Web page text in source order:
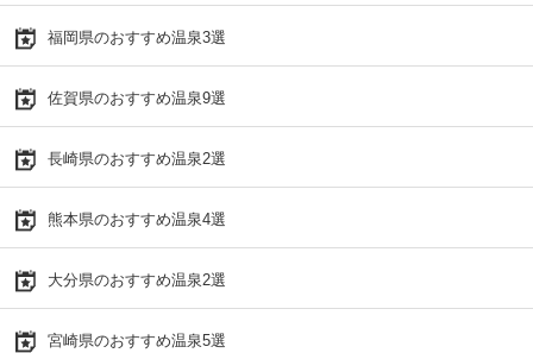
福岡県のおすすめ温泉3選
佐賀県のおすすめ温泉9選
長崎県のおすすめ温泉2選
熊本県のおすすめ温泉4選
大分県のおすすめ温泉2選
宮崎県のおすすめ温泉5選